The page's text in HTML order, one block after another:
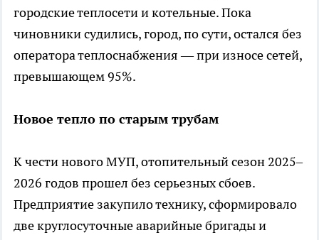
городские теплосети и котельные. Пока
чиновники судились, город, по сути, остался без
оператора теплоснабжения — при износе сетей,
превышающем 95%.
Новое тепло по старым трубам
К чести нового МУП, отопительный сезон 2025–
2026 годов прошел без серьезных сбоев.
Предприятие закупило технику, сформировало
две круглосуточные аварийные бригады и